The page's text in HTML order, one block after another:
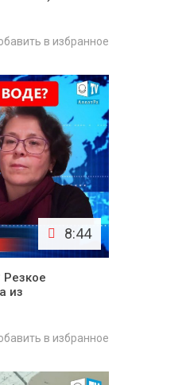
в избранное
8:44
Резкое
из
в избранное